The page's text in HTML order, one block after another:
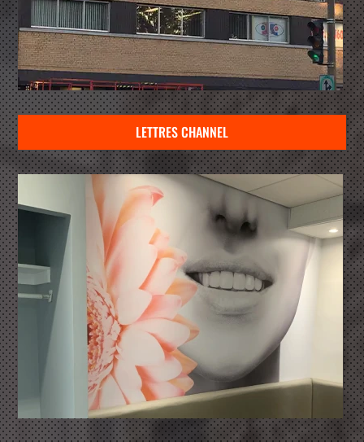
LETTRES CHANNEL